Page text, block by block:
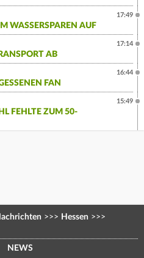
WASSERSPAREN AUF
17:49
AB
17:14
FAN
16:44
FEHLTE ZUM 50-
15:49
>>> Hessen >>>
NEWS